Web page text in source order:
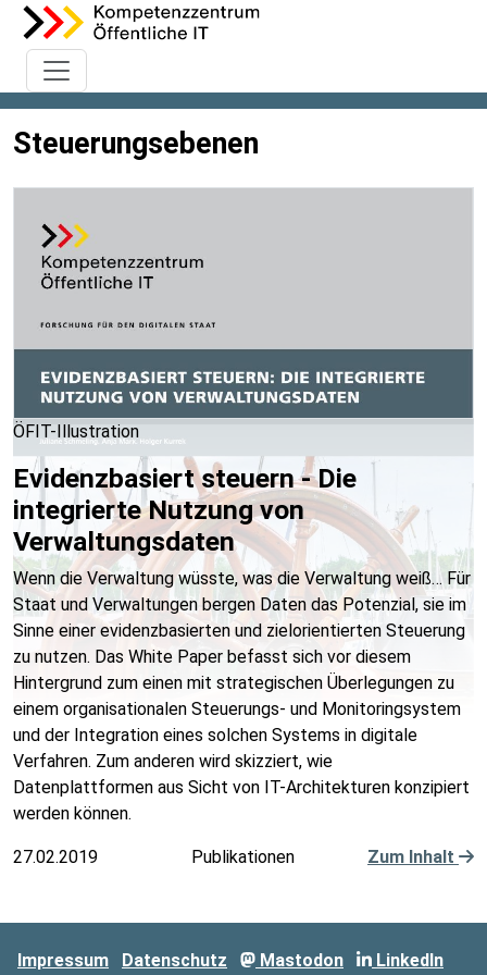
Steuerungsebenen
ÖFIT-Illustration
Evidenzbasiert steuern - Die
integrierte Nutzung von
Verwaltungsdaten
Wenn die Verwaltung wüsste, was die Verwaltung weiß… Für
Staat und Verwaltungen bergen Daten das Potenzial, sie im
Sinne einer evidenzbasierten und zielorientierten Steuerung
zu nutzen. Das White Paper befasst sich vor diesem
Hintergrund zum einen mit strategischen Überlegungen zu
einem organisationalen Steuerungs- und Monitoringsystem
und der Integration eines solchen Systems in digitale
Verfahren. Zum anderen wird skizziert, wie
Datenplattformen aus Sicht von IT-Architekturen konzipiert
werden können.
27.02.2019 Publikationen Zum Inhalt
Impressum Datenschutz Mastodon LinkedIn